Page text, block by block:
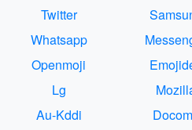
Twitter
Whatsapp
Openmoji
Lg
Au-Kddi